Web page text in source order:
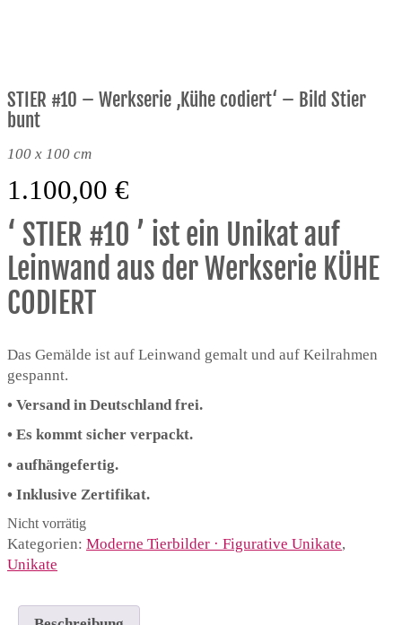
STIER #10 – Werkserie ‚Kühe codiert‘ – Bild Stier
bunt
100 x 100 cm
1.100,00 €
‘ STIER #10 ’ ist ein Unikat auf
Leinwand aus der Werkserie KÜHE
CODIERT
Das Gemälde ist auf Leinwand gemalt und auf Keilrahmen
gespannt.
• Versand in Deutschland frei.
• Es kommt sicher verpackt.
• aufhängefertig.
• Inklusive Zertifikat.
Nicht vorrätig
Kategorien: Moderne Tierbilder · Figurative Unikate,
Unikate